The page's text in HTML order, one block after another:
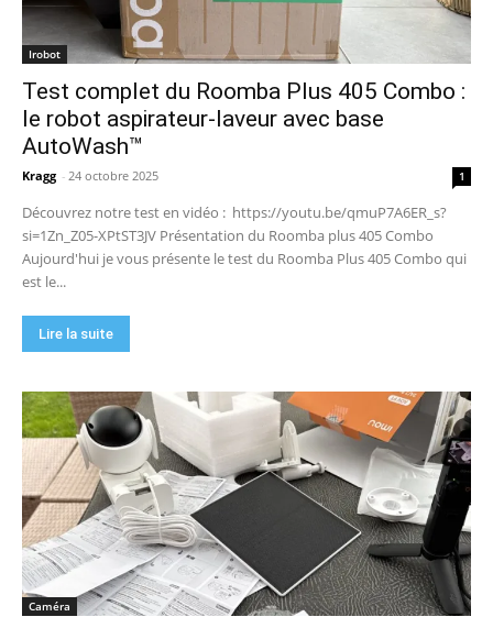
UGREEN NASync DXP4800 Pro : le NAS qui va
faire trembler Synology et QNAP ?! (Test
complet)
17:42
🏆 Sunseeker S4 : le robot tondeuse sans câble
ni RTK qui cartographie votre jardin tout seul.
09:48
d'énergie compacte… elle m'a bluffé !
Irobot
Test complet du Roomba Plus 405 Combo :
le robot aspirateur-laveur avec base
AutoWash™
Kragg - 24 octobre 2025 1
Découvrez notre test en vidéo : https://youtu.be/qmuP7A6ER_s?
si=1Zn_Z05-XPtST3JV Présentation du Roomba plus 405 Combo
Aujourd'hui je vous présente le test du Roomba Plus 405 Combo qui
est le...
Lire la suite
Caméra